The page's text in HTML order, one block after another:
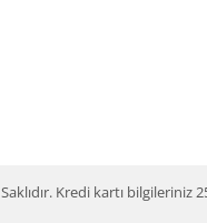
Kredi kartı bilgileriniz